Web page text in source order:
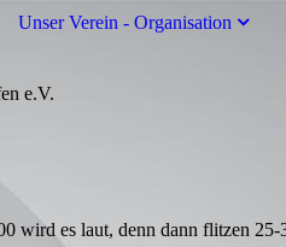
Unser Verein - Organisation
e.V.
wird es laut, denn dann flitzen